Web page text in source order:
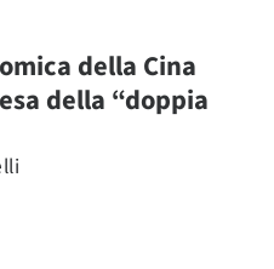
della Cina
della “doppia